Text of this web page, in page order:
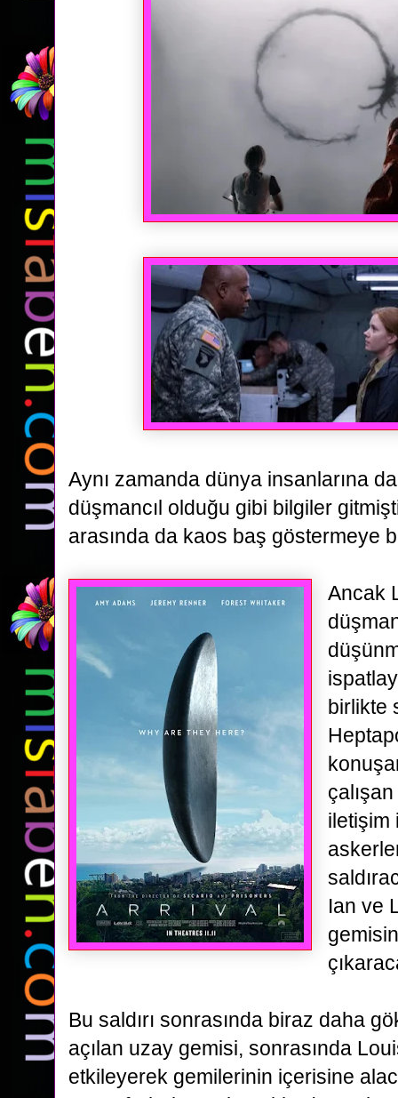
Aynı zamanda dünya insanlarına
düşmancıl olduğu gibi bilgiler
arasında da kaos baş göstermeye
Ancak
birlikte
iletişim
Ian ve
Bu saldırı sonrasında biraz daha
açılan uzay gemisi, sonrasında
etkileyerek gemilerinin içerisine